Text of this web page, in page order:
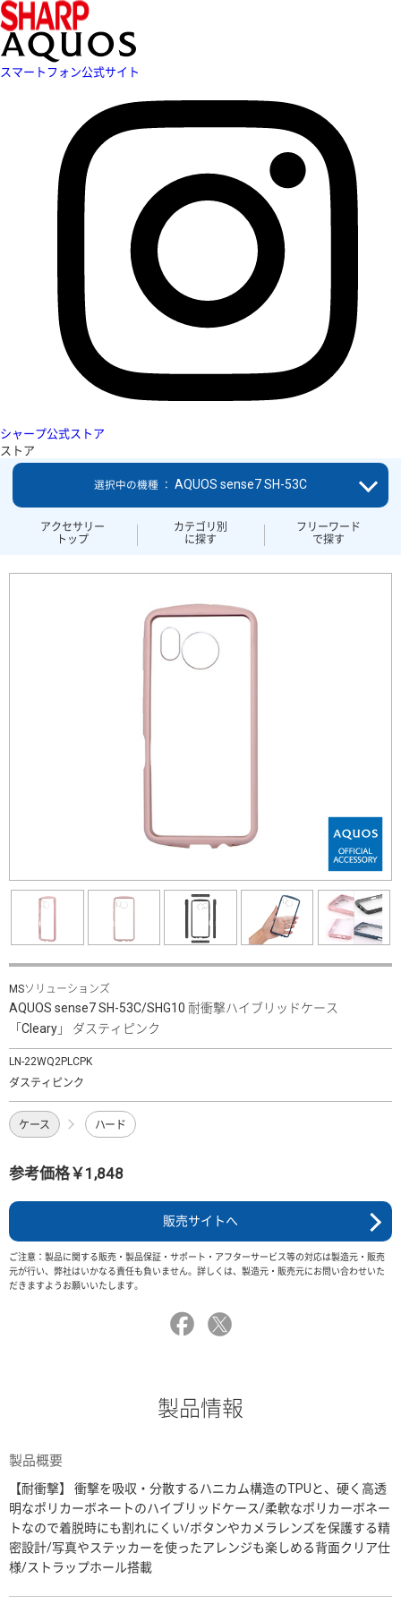
スマートフォン公式サイト
シャープ公式ストア
ストア
アクセサリー
トップ
カテゴリ別
に探す
フリーワード
で探す
選択中の機種 ： AQUOS sense7 SH-53C
MSソリューションズ
AQUOS sense7 SH-53C/SHG10 耐衝撃ハイブリッドケース
「Cleary」 ダスティピンク
LN-22WQ2PLCPK
ダスティピンク
ケース ハード
参考価格￥1,848
販売サイトへ
ご注意：製品に関する販売・製品保証・サポート・アフターサービス等の対応は製造元・販売
元が行い、弊社はいかなる責任も負いません。詳しくは、製造元・販売元にお問い合わせいた
だきますようお願いいたします。
製品情報
製品概要
【耐衝撃】 衝撃を吸収・分散するハニカム構造のTPUと、硬く高透
明なポリカーボネートのハイブリッドケース/柔軟なポリカーボネー
トなので着脱時にも割れにくい/ボタンやカメラレンズを保護する精
密設計/写真やステッカーを使ったアレンジも楽しめる背面クリア仕
様/ストラップホール搭載